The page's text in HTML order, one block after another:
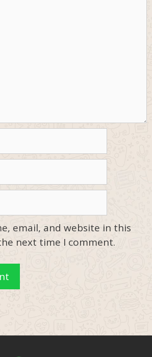
email, and website in this
next time I comment.